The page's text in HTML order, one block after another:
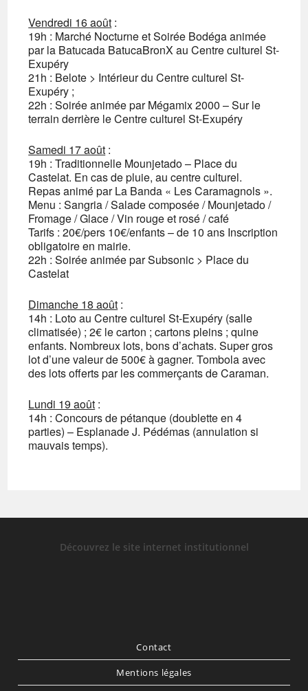
Vendredi 16 août :
19h : Marché Nocturne et Soirée Bodéga animée
par la Batucada BatucaBronX au Centre culturel St-
Exupéry
21h : Belote > Intérieur du Centre culturel St-
Exupéry ;
22h : Soirée animée par Mégamix 2000 – Sur le
terrain derrière le Centre culturel St-Exupéry
Samedi 17 août :
19h : Traditionnelle Mounjetado – Place du
Castelat. En cas de pluie, au centre culturel.
Repas animé par La Banda « Les Caramagnols ».
Menu : Sangria / Salade composée / Mounjetado /
Fromage / Glace / Vin rouge et rosé / café
Tarifs : 20€/pers 10€/enfants – de 10 ans Inscription
obligatoire en mairie.
22h : Soirée animée par Subsonic > Place du
Castelat
Dimanche 18 août :
14h : Loto au Centre culturel St-Exupéry (salle
climatisée) ; 2€ le carton ; cartons pleins ; quine
enfants. Nombreux lots, bons d’achats. Super gros
lot d’une valeur de 500€ à gagner. Tombola avec
des lots offerts par les commerçants de Caraman.
Lundi 19 août :
14h : Concours de pétanque (doublette en 4
parties) – Esplanade J. Pédémas (annulation si
mauvais temps).
Découvrez le site internet institutionnel
Contact
Mentions légales